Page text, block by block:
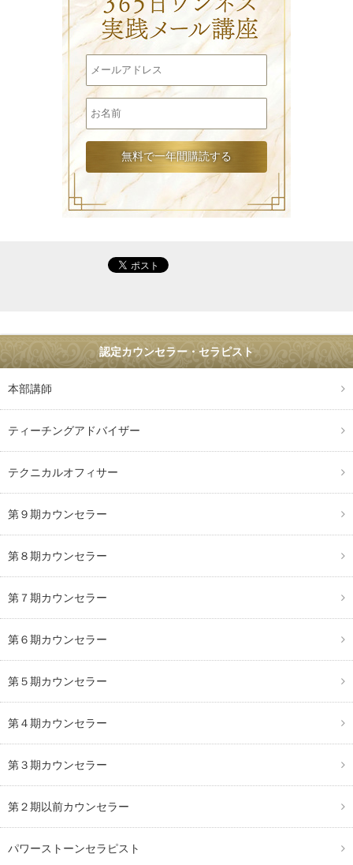
認定カウンセラー・セラピスト
本部講師
ティーチングアドバイザー
テクニカルオフィサー
第９期カウンセラー
第８期カウンセラー
第７期カウンセラー
第６期カウンセラー
第５期カウンセラー
第４期カウンセラー
第３期カウンセラー
第２期以前カウンセラー
パワーストーンセラピスト